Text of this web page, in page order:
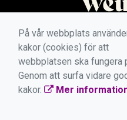
På vår webbplats
kakor (cookies) för att
webbplatsen ska fungera
Genom att surfa vidare
kakor.
Mer